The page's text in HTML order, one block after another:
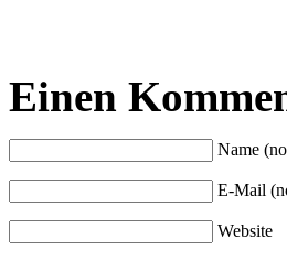
Einen
Name
E-Mail
Website